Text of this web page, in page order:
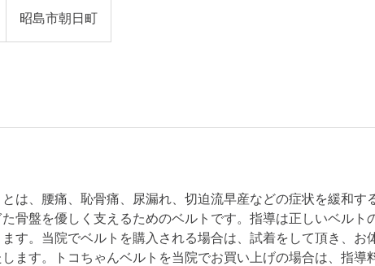
昭島市朝日町
は、腰痛、恥骨痛、尿漏れ、切迫流早産などの症状を緩和す
骨盤を優しく支えるためのベルトです。指導は正しいベルト
す。当院でベルトを購入される場合は、試着をして頂き、お
ます。トコちゃんベルトを当院でお買い上げの場合は、指導